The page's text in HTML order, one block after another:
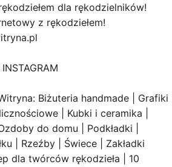
dla rękodzielników!
z rękodziełem!
Biżuteria handmade | Grafiki
| Kubki i ceramika |
do domu | Podkładki |
| Rzeźby | Świece | Zakładki
dla twórców rękodzieła | 10